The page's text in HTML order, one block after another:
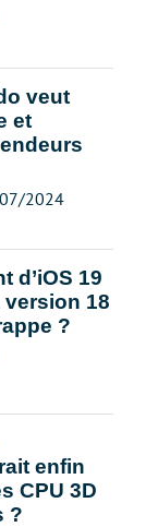
veut
et
2024
d’iOS 19
version 18
?
enfin
CPU 3D
?